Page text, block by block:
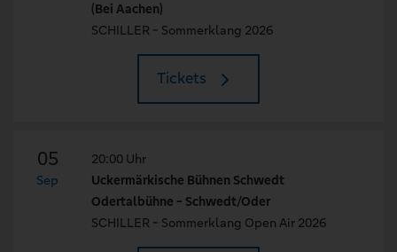
(Bei Aachen)
SCHILLER - Sommerklang 2026
Tickets
05
Sep
20:00 Uhr
Uckermärkische Bühnen Schwedt
Odertalbühne - Schwedt/Oder
SCHILLER - Sommerklang Open Air 2026